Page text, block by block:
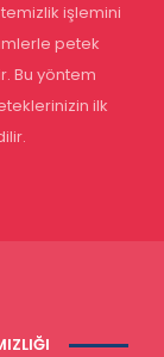
işlemini
petek
Bu yöntem
ilk